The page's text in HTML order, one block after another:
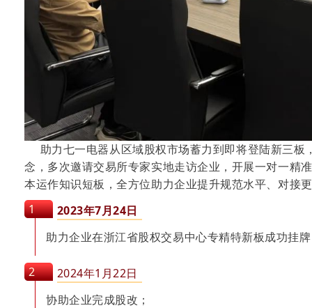
助力七一电器从区域股权市场蓄力到即将登陆新三板
念，多次邀请交易所专家实地走访企业，开展一对一精
本运作知识短板，全方位助力企业提升规范水平、对接
1
2023年7月24日
助力企业在浙江省股权交易中心专精特新板成功挂
2
2024年1月22日
协助企业完成股改；